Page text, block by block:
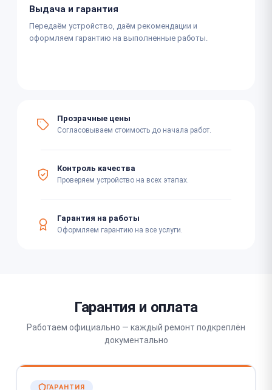
Выдача и гарантия
Передаём устройство, даём рекомендации и
оформляем гарантию на выполненные работы.
Прозрачные цены
Согласовываем стоимость до начала работ.
Контроль качества
Проверяем устройство на всех этапах.
Гарантия на работы
Оформляем гарантию на все услуги.
Гарантия и оплата
Работаем официально — каждый ремонт подкреплён
документально
ГАРАНТИЯ